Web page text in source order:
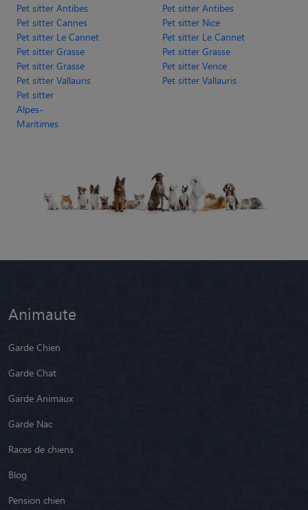
Pet sitter Antibes
Pet sitter Antibes
Pet sitter Cannes
Pet sitter Nice
Pet sitter Le Cannet
Pet sitter Le Cannet
Pet sitter Grasse
Pet sitter Grasse
Pet sitter Grasse
Pet sitter Vence
Pet sitter Vallauris
Pet sitter Vallauris
Pet sitter
Alpes-
Maritimes
Animaute
Garde Chien
Garde Chat
Garde Animaux
Garde Nac
Races de chiens
Blog
Pension chien